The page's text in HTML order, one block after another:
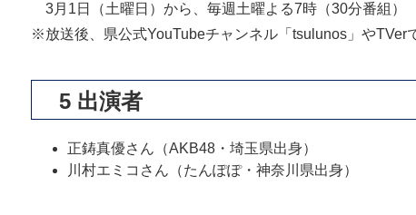
3月1日（土曜日）から、毎週土曜よる7時（30分番組）
※放送後、県公式YouTubeチャンネル「tsulunos」やTVer
5 出演者
正鋳真優さん（AKB48・埼玉県出身）
川村エミコさん（たんぽぽ・神奈川県出身）